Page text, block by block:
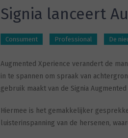
Signia lanceert
Consument Professional De
Augmented Xperience verandert de
in te spannen om spraak van
gebruik maakt van de Signia
Hiermee is het gemakkelijker
luisterinspanning van de hersenen,